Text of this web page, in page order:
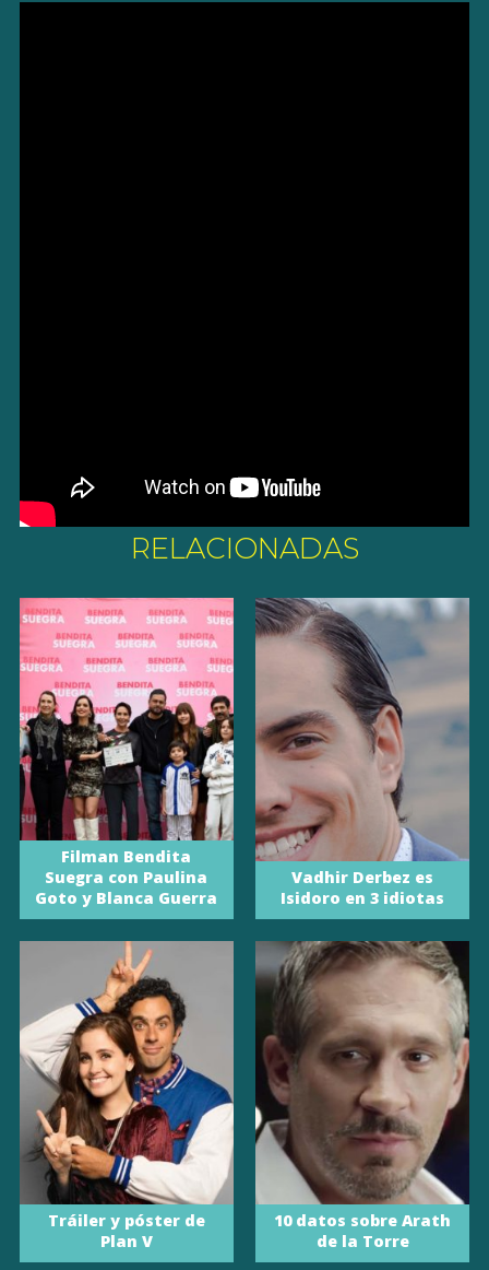
RELACIONADAS
Filman Bendita
Suegra con Paulina
Goto y Blanca Guerra
Vadhir Derbez es
Isidoro en 3 idiotas
Tráiler y póster de
Plan V
10 datos sobre Arath
de la Torre